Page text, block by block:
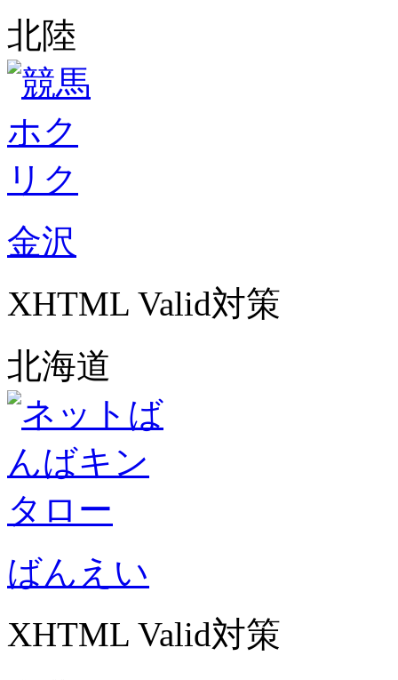
北陸
金沢
XHTML Valid対策
北海道
ばんえい
XHTML Valid対策